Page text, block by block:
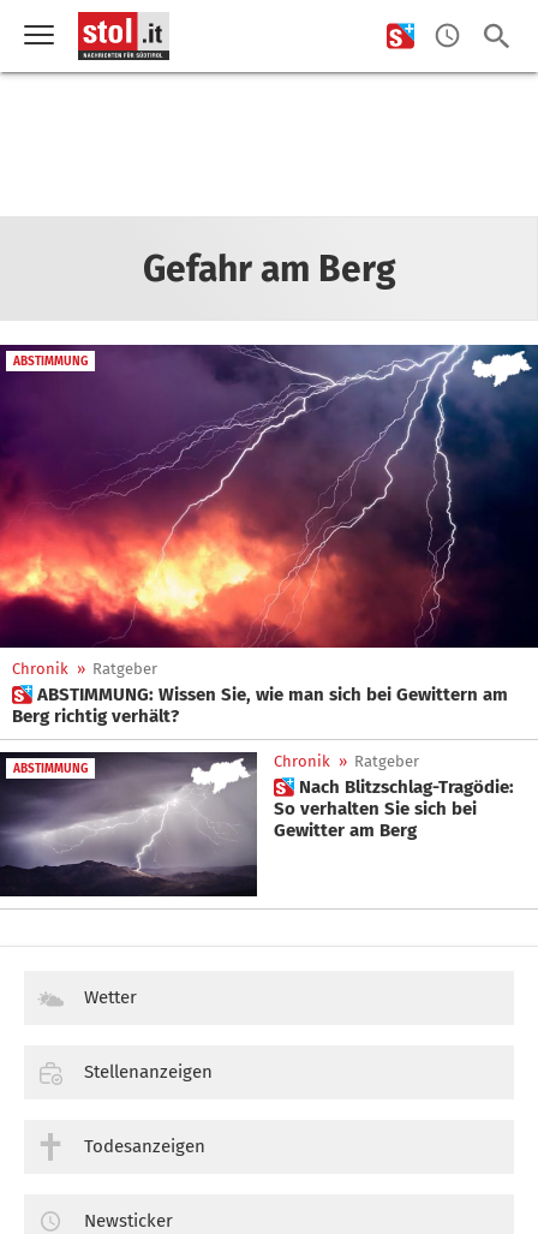
Gefahr am Berg
ABSTIMMUNG
Chronik » Ratgeber
 ABSTIMMUNG: Wissen Sie, wie man sich bei Gewittern am
Berg richtig verhält?
ABSTIMMUNG Chronik » Ratgeber
 Nach Blitzschlag-Tragödie:
So verhalten Sie sich bei
Gewitter am Berg
Wetter
Stellenanzeigen
Todesanzeigen
Newsticker